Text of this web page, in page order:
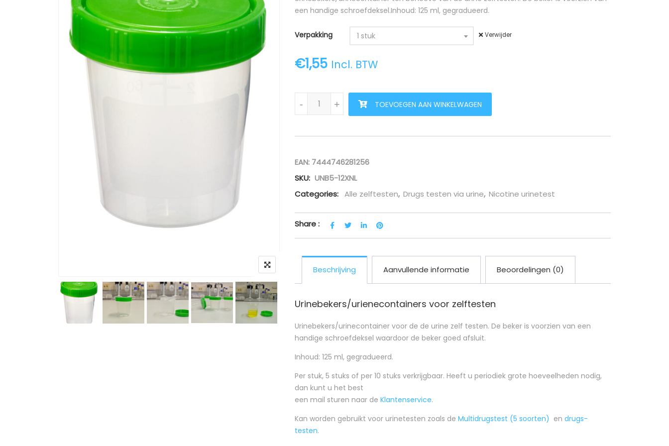
een handige schroefdeksel.Inhoud: 125 ml, gegradueerd.
Verpakking 1 stuk Verwijder
€1,55 Incl. BTW
Urinebeker/urinecontainers (per stuk, 5 stuks of per 10) aantal
+
- TOEVOEGEN AAN WINKELWAGEN
EAN: 7444746281256
SKU: UNB5-12XNL
Categories: Alle zelftesten, Drugs testen via urine, Nicotine urinetest
Share :
Beschrijving Aanvullende informatie Beoordelingen (0)
Urinebekers/urienecontainers voor zelftesten
Urinebekers/urinecontainer voor de de urine zelf testen. De beker is voorzien van een
handige schroefdeksel waardoor de beker goed afsluit.
Inhoud: 125 ml, gegradueerd.
Per stuk, 5 stuks of per 10 stuks verkrijgbaar. Heeft u periodiek grote hoeveelheden nodig,
dan kunt u het best
een mail sturen naar de Klantenservice.
Kan worden gebruikt voor urinetesten zoals de Multidrugstest (5 soorten) en drugs-
testen.